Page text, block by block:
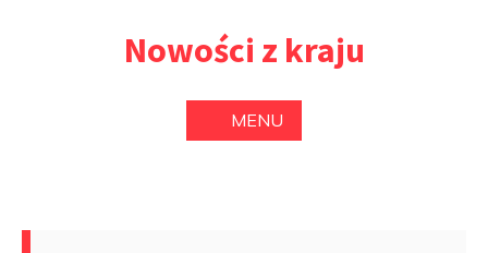
Nowości z kraju
MENU